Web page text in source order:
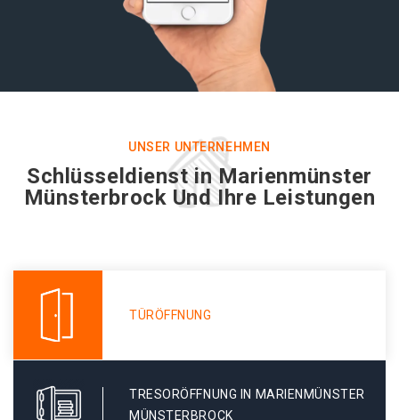
UNSER UNTERNEHMEN
Schlüsseldienst in Marienmünster
Münsterbrock Und Ihre Leistungen
TÜRÖFFNUNG
TRESORÖFFNUNG IN MARIENMÜNSTER
MÜNSTERBROCK